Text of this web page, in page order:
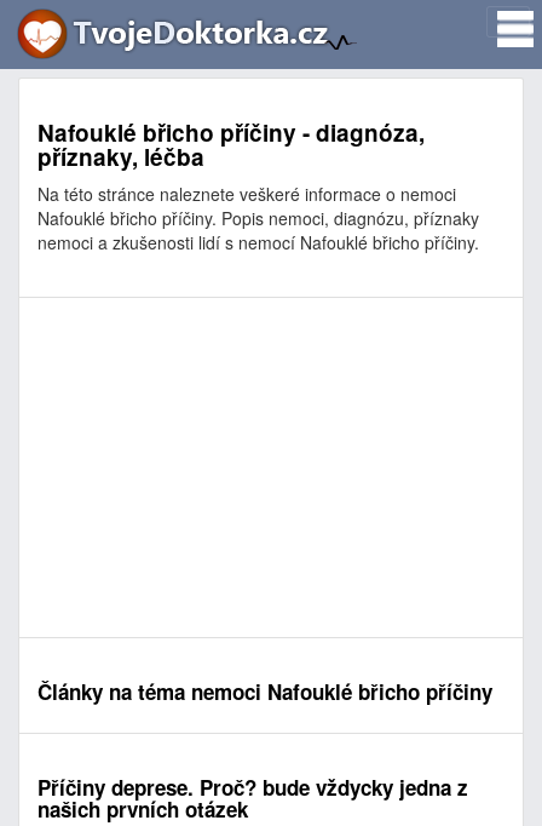
Nafouklé břicho příčiny - diagnóza,
příznaky, léčba
Na této stránce naleznete veškeré informace o nemoci
Nafouklé břicho příčiny. Popis nemoci, diagnózu, příznaky
nemoci a zkušenosti lidí s nemocí Nafouklé břicho příčiny.
Články na téma nemoci Nafouklé břicho příčiny
Příčiny deprese. Proč? bude vždycky jedna z
našich prvních otázek